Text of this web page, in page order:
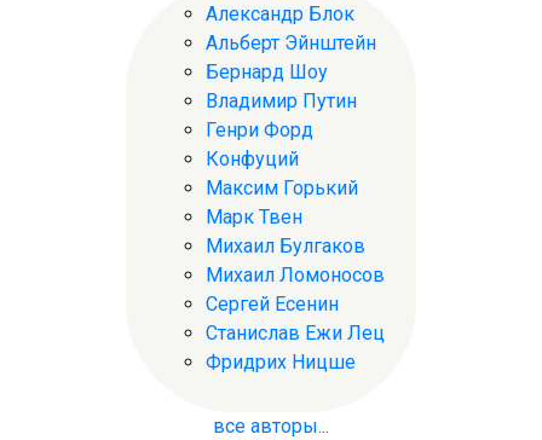
Александр Блок
Альберт Эйнштейн
Бернард Шоу
Владимир Путин
Генри Форд
Конфуций
Максим Горький
Марк Твен
Михаил Булгаков
Михаил Ломоносов
Сергей Есенин
Станислав Ежи Лец
Фридрих Ницше
все авторы...